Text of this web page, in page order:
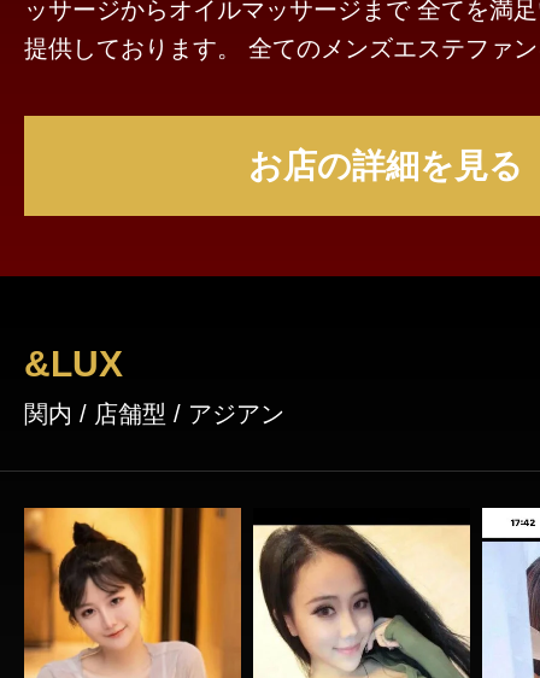
ッサージからオイルマッサージまで 全てを満足いただけるように
提供しております。 全てのメンズエステファンに行き届く施術を
お店の詳細を見る
&LUX
関内 / 店舗型 / アジアン